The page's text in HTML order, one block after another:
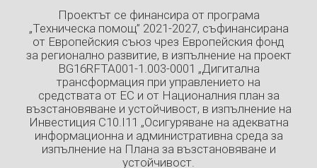
Проектът се финансира от програма
„Техническа помощ” 2021-2027, съфинансирана
от Европейския съюз чрез Европейския фонд
за регионално развитие, в изпълнение на проект
BG16RFTA001-1.003-0001 „Дигитална
трансформация при управлението на
средствата от ЕС и от Националния план за
възстановяване и устойчивост, в изпълнение на
Инвестиция C10.I11 „Осигуряване на адекватна
информационна и административна среда за
изпълнение на Плана за възстановяване и
устойчивост.